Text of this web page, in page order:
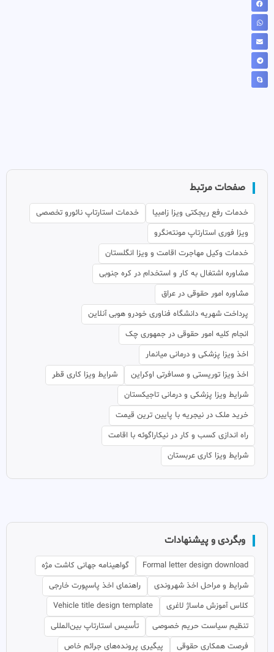
صفحات مرتبط
خدمات رفع ریجکتی ویزا زامبیا
خدمات استارتاپ نائورو تخصصی
ویزا فوری استارتاپ مونته‌نگرو
خدمات وکیل مهاجرت اقامت و ویزا انگلستان
مشاوره اشتغال به کار و استخدام در کره جنوبی
مشاوره امور حقوقی در عراق
پرداخت شهریه دانشگاه فناوری خودرو هوبی آنلاین
انجام کلیه امور حقوقی در جمهوری چک
اخذ ویزا پزشکی و درمانی میانمار
اخذ ویزا توریستی و مسافرتی اوکراین
شرایط ویزا کاری قطر
شرایط ویزا پزشکی و درمانی تاجیکستان
خرید ملک در نیجریه با پایین ترین قیمت
راه اندازی کسب و کار در نیکاراگوئه با اقامت
شرایط ویزا کاری عربستان
وبگردی و پیشنهادات
Formal letter design download
گواهینامه جهانی کاشت مژه
شرایط و مراحل اخذ شهروندی
راهنمای اخذ پاسپورت خارجی
کلاس آموزش ماساژ لاغری
Vehicle title design template
تنظیم سیاست حریم خصوصی
تأسیس استارتاپ بین‌المللی
فرصت همکاری حقوقی
پیگیری پرونده‌های جرائم خاص